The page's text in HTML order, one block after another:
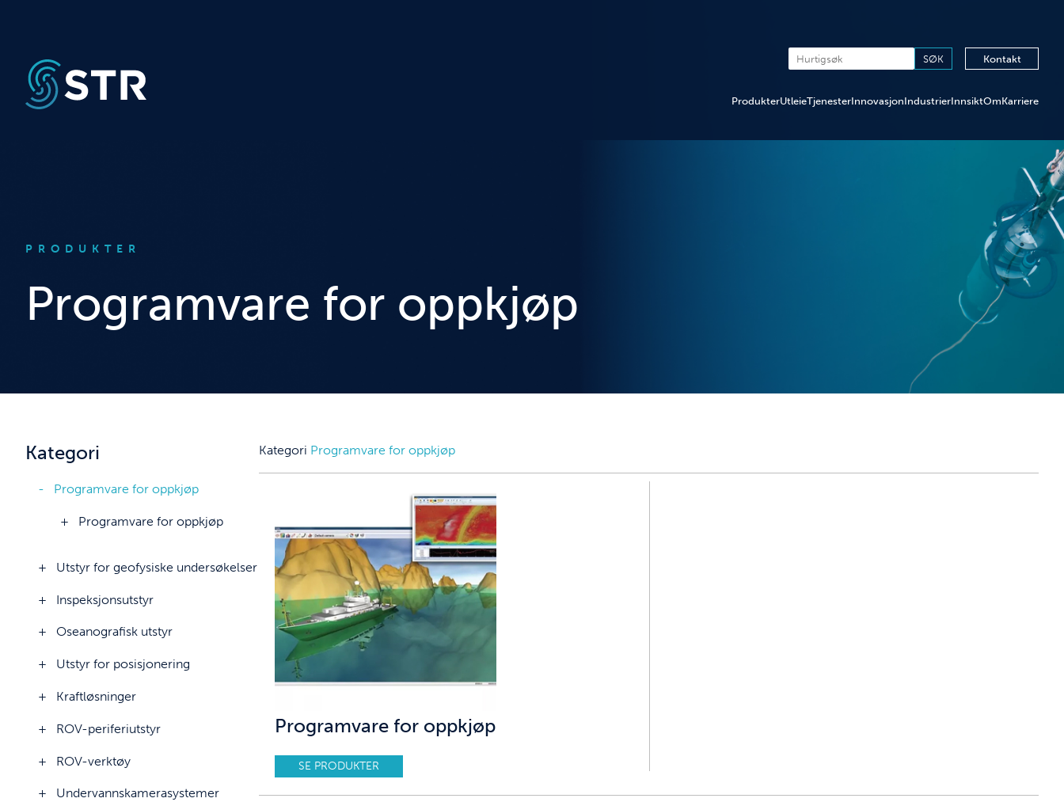
Kontakt
ProdukterUtleieTjenesterInnovasjonIndustrierInnsiktOmKarriere
PRODUKTER
Programvare for oppkjøp
Kategori
Programvare for oppkjøp
Programvare for oppkjøp
Utstyr for geofysiske undersøkelser
Inspeksjonsutstyr
Oseanografisk utstyr
Utstyr for posisjonering
Kraftløsninger
ROV-periferiutstyr
ROV-verktøy
Undervannskamerasystemer
Kategori Programvare for oppkjøp
Programvare for oppkjøp
SE PRODUKTER